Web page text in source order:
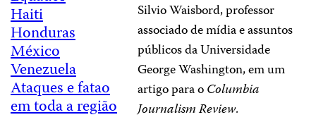
Haiti
Honduras
México
Venezuela
Ataques e fatao
em toda a região
Silvio Waisbord, professor
associado de mídia e assuntos
públicos da Universidade
George Washington, em um
artigo para oColumbia
Journalism Review.